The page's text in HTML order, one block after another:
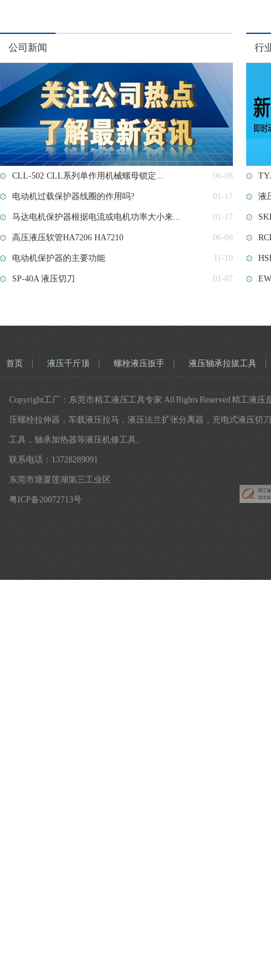
公司新闻
CLL-502 CLL系列单作用机械螺母锁定... 06-08
电动机过载保护器线圈的作用吗? 01-17
马达电机保护器根据电流或电机功率大小来... 01-17
高压液压软管HA7206 HA7210 06-09
电动机保护器的主要功能 11-10
SP-40A 液压切刀 01-07
行
液
首页 液压千斤顶 螺栓液压扳手 液压轴承拉拔工具
Copyright工厂：东莞市精工液压工具专家 All Rights Reserved 精工
压螺栓拉伸器，车载液压拉马，液压法兰扩张分离器，充电式液压切
工具，轴承加热器等液压机修工具。
联系电话：13728289091
东莞市塘厦莲湖第三工业区
粤ICP备20072713号